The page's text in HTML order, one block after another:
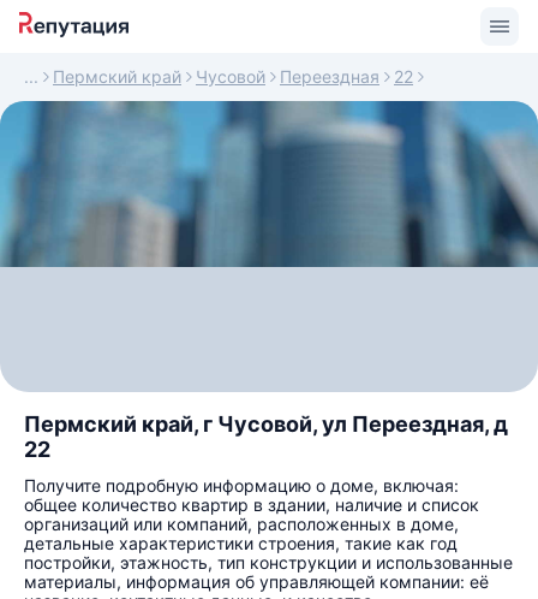
Пермский край Чусовой Переездная 22
Пермский край, г Чусовой, ул Переездная, д
22
Получите подробную информацию о доме, включая:
общее количество квартир в здании, наличие и список
организаций или компаний, расположенных в доме,
детальные характеристики строения, такие как год
постройки, этажность, тип конструкции и использованные
материалы, информация об управляющей компании: её